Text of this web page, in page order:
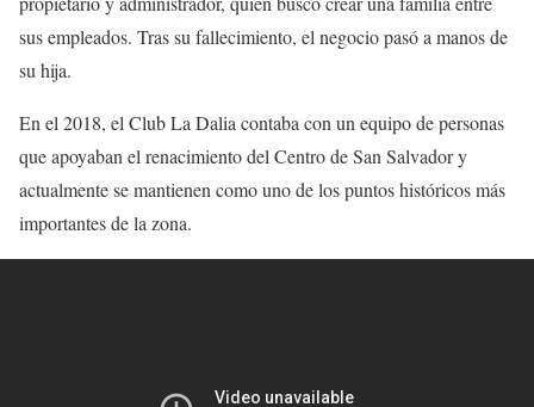
sus empleados. Tras su fallecimiento, el negocio pasó a manos de
su hija.
En el 2018, el Club La Dalia contaba con un equipo de personas
que apoyaban el renacimiento del Centro de San Salvador y
actualmente se mantienen como uno de los puntos históricos más
importantes de la zona.